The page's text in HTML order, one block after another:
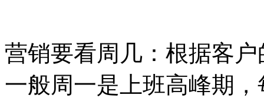
营销要看周几：根据客
一般周一是上班高峰期